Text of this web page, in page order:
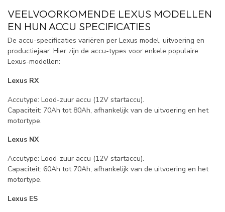
VEELVOORKOMENDE LEXUS MODELLEN
EN HUN ACCU SPECIFICATIES
De accu-specificaties variëren per Lexus model, uitvoering en
productiejaar. Hier zijn de accu-types voor enkele populaire
Lexus-modellen:
Lexus RX
Accutype: Lood-zuur accu (12V startaccu).
Capaciteit: 70Ah tot 80Ah, afhankelijk van de uitvoering en het
motortype.
Lexus NX
Accutype: Lood-zuur accu (12V startaccu).
Capaciteit: 60Ah tot 70Ah, afhankelijk van de uitvoering en het
motortype.
Lexus ES